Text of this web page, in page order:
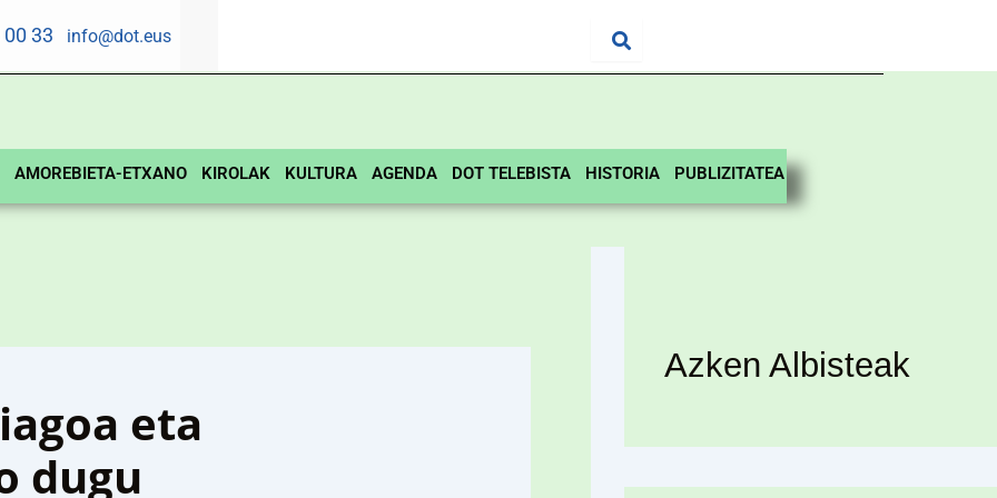
00 33 info@dot.eus
AMOREBIETA-ETXANO KIROLAK KULTURA AGENDA DOT TELEBISTA HISTORIA PUBLIZITATEA
eta
dugu
Azken Albisteak